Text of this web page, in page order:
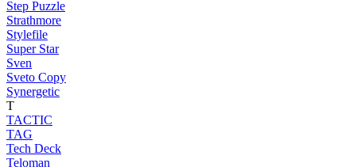
Step Puzzle
Strathmore
Stylefile
Super Star
Sven
Sveto Copy
Synergetic
T
TACTIC
TAG
Tech Deck
Teloman